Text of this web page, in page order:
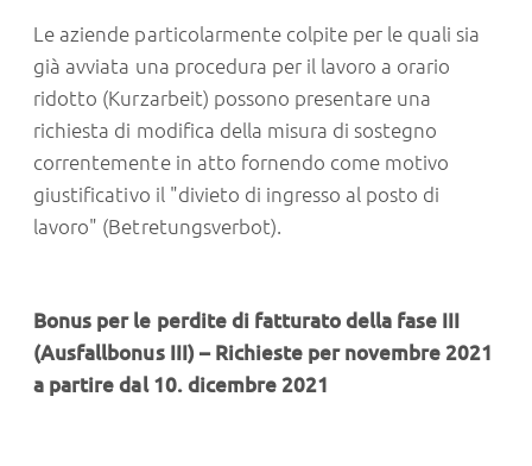
Le aziende particolarmente colpite per le quali sia
già avviata una procedura per il lavoro a orario
ridotto (Kurzarbeit) possono presentare una
richiesta di modifica della misura di sostegno
correntemente in atto fornendo come motivo
giustificativo il "divieto di ingresso al posto di
lavoro" (Betretungsverbot).
Bonus per le perdite di fatturato della fase III
(Ausfallbonus III) – Richieste per novembre 2021
a partire dal 10. dicembre 2021